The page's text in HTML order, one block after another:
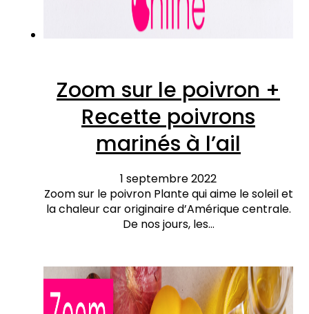
Zoom sur le poivron +
Recette poivrons
marinés à l’ail
1 septembre 2022
Zoom sur le poivron Plante qui aime le soleil et
la chaleur car originaire d’Amérique centrale.
De nos jours, les…